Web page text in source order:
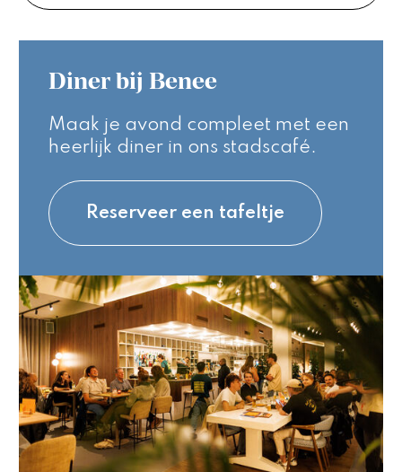
Diner bij Benee
Maak je avond compleet met een
heerlijk diner in ons stadscafé.
Reserveer een tafeltje